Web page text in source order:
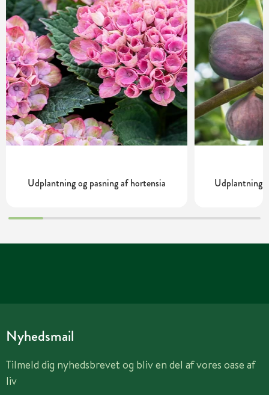
Udplantning og pasning af hortensia Udplantning
Nyhedsmail
Tilmeld dig nyhedsbrevet og bliv en del af vores oase af
liv